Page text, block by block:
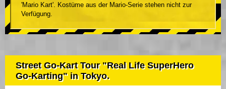
'Mario Kart'. Kostüme aus der Mario-Serie stehen nicht zur
Verfügung.
Street Go-Kart Tour "Real Life SuperHero
Go-Karting" in Tokyo.